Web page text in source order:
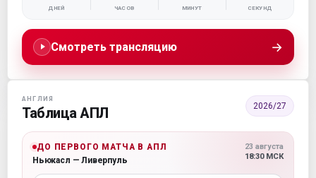
ДНЕЙ ЧАСОВ МИНУТ СЕКУНД
Смотреть трансляцию →
АНГЛИЯ
Таблица АПЛ 2026/27
ДО ПЕРВОГО МАТЧА В АПЛ
Ньюкасл — Ливерпуль
23 августа
18:30 МСК